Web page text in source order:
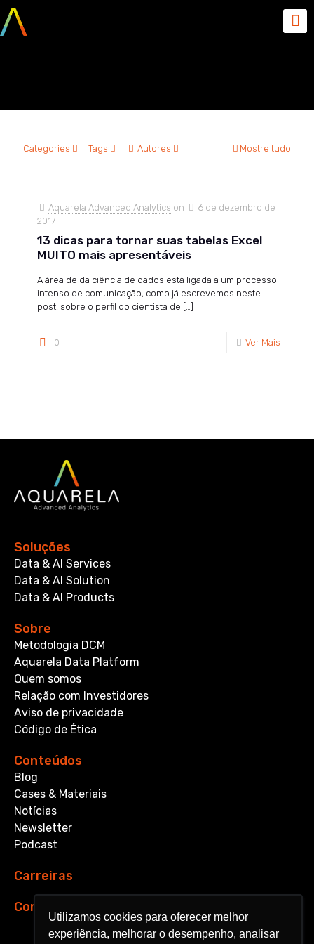
Utilizamos cookies para oferecer melhor
experiência, melhorar o desempenho, analisar
Utilizamos cookies para oferecer melhor
experiência, melhorar o desempenho, analisar
Categories Tags Autores Mostre tudo
Aquarela Advanced Analytics on
6 de dezembro de
2017
13 dicas para tornar suas tabelas Excel
MUITO mais apresentáveis
A área de da ciência de dados está ligada a um processo
intenso de comunicação, como já escrevemos neste
post, sobre o perfil do cientista de […]
0 Ver Mais
Soluções
Data & AI Services
Data & AI Solution
Data & AI Products
Sobre
Metodologia DCM
Aquarela Data Platform
Quem somos
Relação com Investidores
Aviso de privacidade
Código de Ética
Conteúdos
Blog
Cases & Materiais
Notícias
Newsletter
Podcast
Carreiras
Contato